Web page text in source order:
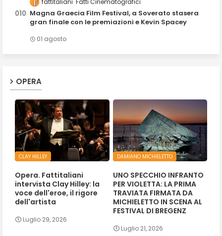
Magna Graecia Film Festival, a Soverato stasera
gran finale con le premiazioni e Kevin Spacey
01 agosto
OPERA
CLAY HILLEY
Opera. Fattitaliani
intervista Clay Hilley: la
voce dell'eroe, il rigore
dell'artista
Luglio 29, 2026
DAMIANO MICHIELETTO
UNO SPECCHIO INFRANTO
PER VIOLETTA: LA PRIMA
TRAVIATA FIRMATA DA
MICHIELETTO IN SCENA AL
FESTIVAL DI BREGENZ
Luglio 21, 2026